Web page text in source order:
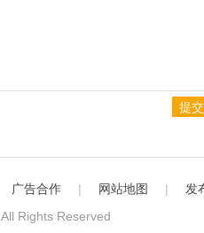
广告合作 | 网站地图 |
发
.All Rights Reserved